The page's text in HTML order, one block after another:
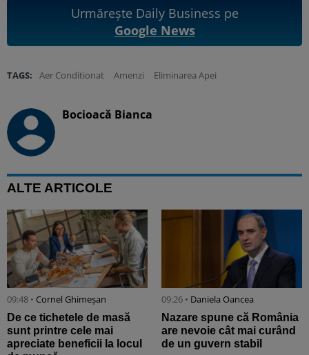
Urmărește Daily Business pe
Google News
TAGS: Aer Conditionat Amenzi Eliminarea Apei
Bocioacă Bianca
ALTE ARTICOLE
09:48 • Cornel Ghimeșan
De ce tichetele de masă
sunt printre cele mai
apreciate beneficii la locul
09:26 • Daniela Oancea
Nazare spune că România
are nevoie cât mai curând
de un guvern stabil